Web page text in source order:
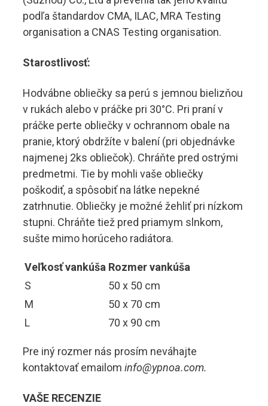
podľa štandardov CMA, ILAC, MRA Testing
organisation a CNAS Testing organisation.
Starostlivosť:
Hodvábne obliečky sa perú s jemnou bielizňou
v rukách alebo v práčke pri 30°C. Pri praní v
práčke perte obliečky v ochrannom obale na
pranie, ktorý obdržíte v balení (pri objednávke
najmenej 2ks obliečok). Chráňte pred ostrými
predmetmi. Tie by mohli vaše obliečky
poškodiť, a spôsobiť na látke nepekné
zatrhnutie. Obliečky je možné žehliť pri nízkom
stupni. Chráňte tiež pred priamym slnkom,
sušte mimo horúceho radiátora.
Veľkosť vankúša Rozmer vankúša
S
50 x 50 cm
M
50 x 70 cm
L
70 x 90 cm
Pre iný rozmer nás prosím neváhajte
kontaktovať emailom info@ypnoa.com.
VAŠE RECENZIE